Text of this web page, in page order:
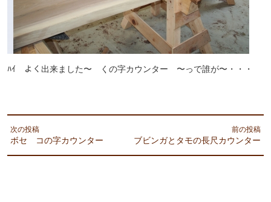
ﾊｲ よく出来ました〜 くの字カウンター 〜っで誰が〜・・・
前の投稿
ブビンガとタモの長尺カウンター
次の投稿
ボセ コの字カウンター